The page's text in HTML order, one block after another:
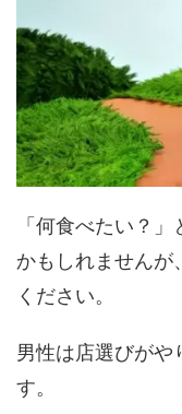
「何食べたい？
かもしれませんが
ください。
男性は店選びがや
す。